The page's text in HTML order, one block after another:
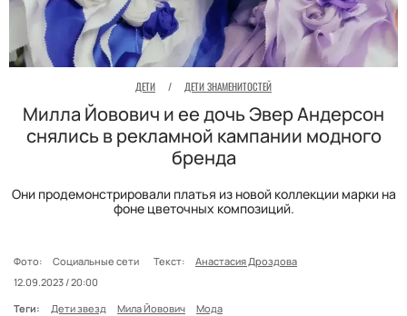
ДЕТИ / ДЕТИ ЗНАМЕНИТОСТЕЙ
Милла Йовович и ее дочь Эвер Андерсон
снялись в рекламной кампании модного
бренда
Они продемонстрировали платья из новой коллекции марки на
фоне цветочных композиций.
Фото: Социальные сети Текст:
Анастасия Дроздова
12.09.2023 / 20:00
Теги:
Дети звезд Мила Йовович Мода